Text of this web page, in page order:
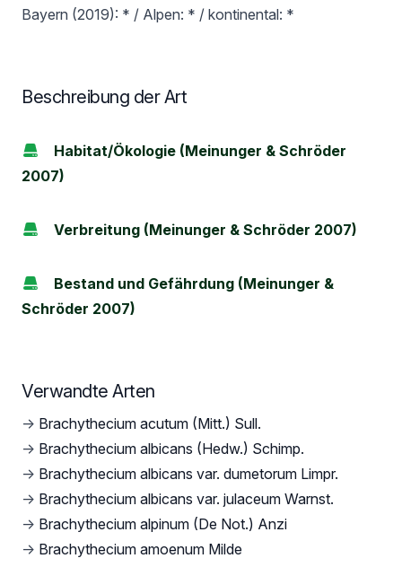
Bayern (2019): * / Alpen: * / kontinental: *
Beschreibung der Art
Habitat/Ökologie (Meinunger & Schröder
2007)
Verbreitung (Meinunger & Schröder 2007)
Bestand und Gefährdung (Meinunger &
Schröder 2007)
Verwandte Arten
→ Brachythecium acutum (Mitt.) Sull.
→ Brachythecium albicans (Hedw.) Schimp.
→ Brachythecium albicans var. dumetorum Limpr.
→ Brachythecium albicans var. julaceum Warnst.
→ Brachythecium alpinum (De Not.) Anzi
→ Brachythecium amoenum Milde